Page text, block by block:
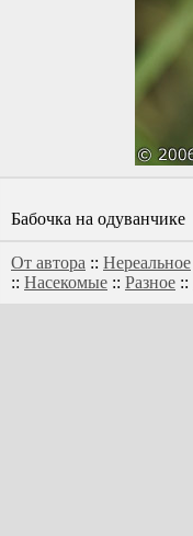
Бабочка на одуванчике
От автора :: Нереальное
:: Насекомые :: Разное ::